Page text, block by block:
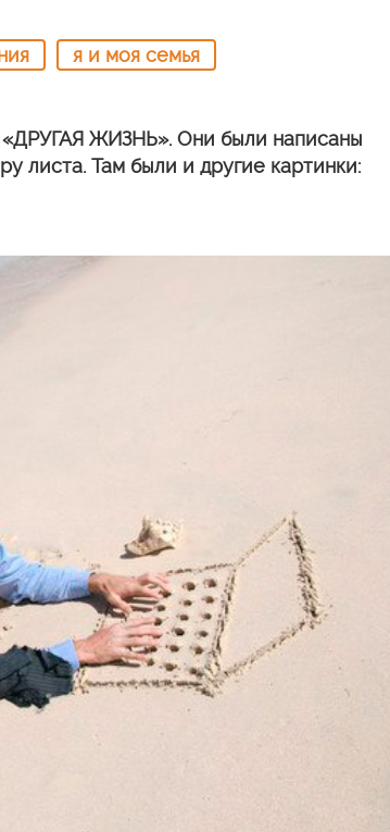
я и моя семья
«ДРУГАЯ ЖИЗНЬ». Они были написаны
листа. Там были и другие картинки: